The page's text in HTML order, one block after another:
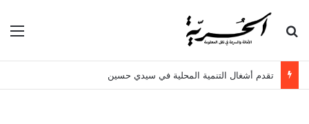
بحث عن
تقدم أشغال التنمية المحلية في سيدي حسين